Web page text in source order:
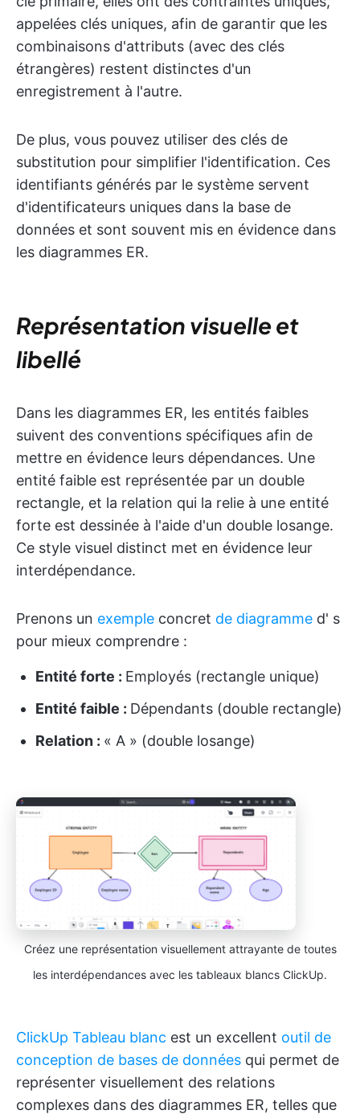
appelées clés uniques, afin de garantir que les
combinaisons d'attributs (avec des clés
étrangères) restent distinctes d'un
enregistrement à l'autre.
De plus, vous pouvez utiliser des clés de
substitution pour simplifier l'identification. Ces
identifiants générés par le système servent
d'identificateurs uniques dans la base de
données et sont souvent mis en évidence dans
les diagrammes ER.
Représentation visuelle et
libellé
Dans les diagrammes ER, les entités faibles
suivent des conventions spécifiques afin de
mettre en évidence leurs dépendances. Une
entité faible est représentée par un double
rectangle, et la relation qui la relie à une entité
forte est dessinée à l'aide d'un double losange.
Ce style visuel distinct met en évidence leur
interdépendance.
Prenons un exemple concret de diagramme d' s
pour mieux comprendre :
Entité forte : Employés (rectangle unique)
Entité faible : Dépendants (double rectangle)
Relation : « A » (double losange)
Créez une représentation visuellement attrayante de toutes
les interdépendances avec les tableaux blancs ClickUp.
ClickUp Tableau blanc est un excellent outil de
conception de bases de données qui permet de
représenter visuellement des relations
complexes dans des diagrammes ER, telles que